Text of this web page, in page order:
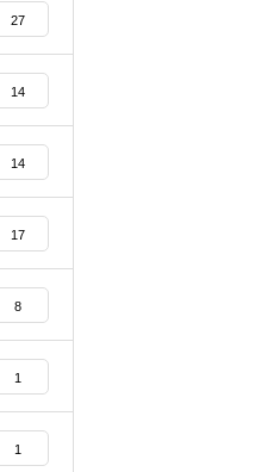
27
14
14
17
8
1
1